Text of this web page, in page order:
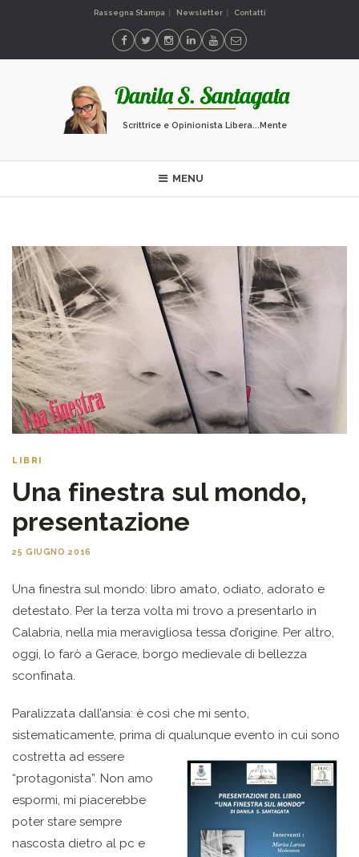
Rassegna Stampa Newsletter Contatti
Scrittrice e Opinionista Libera...Mente
MENU
LIBRI
Una finestra sul mondo,
presentazione
25 GIUGNO 2016
Una finestra sul mondo: libro amato, odiato, adorato e
detestato. Per la terza volta mi trovo a presentarlo in
Calabria, nella mia meravigliosa tessa d’origine. Per altro,
oggi, lo farò a Gerace, borgo medievale di bellezza
sconfinata.
Paralizzata dall’ansia: è così che mi sento,
sistematicamente, prima di qualunque evento in cui sono
costretta ad essere
“protagonista”. Non amo
espormi, mi piacerebbe
poter stare sempre
nascosta dietro al pc e